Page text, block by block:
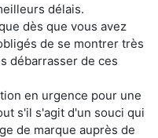
délais.
dès que vous avez
de se montrer très
débarrasser de ces
en urgence pour une
s'il s'agit d'un souci qui
de marque auprès de